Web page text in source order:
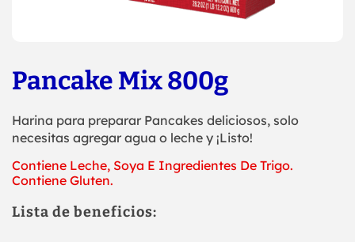
Pancake Mix 800g
Harina para preparar Pancakes deliciosos, solo
necesitas agregar agua o leche y ¡Listo!
Contiene Leche, Soya E Ingredientes De Trigo.
Contiene Gluten.
Lista de beneficios: